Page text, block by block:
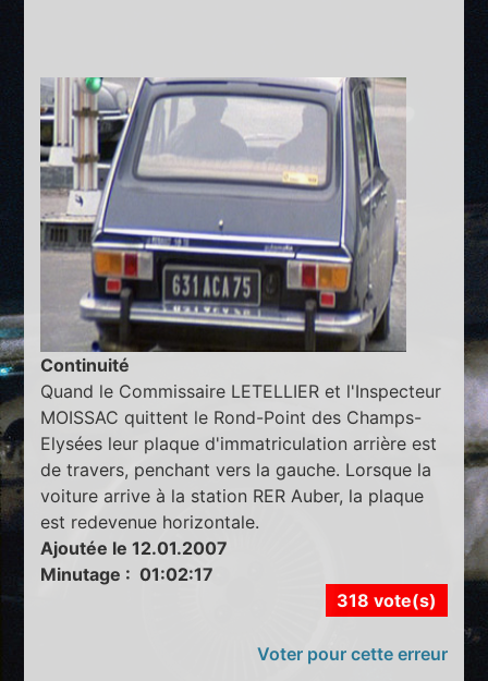
Continuité
Quand le Commissaire LETELLIER et l'Inspecteur
MOISSAC quittent le Rond-Point des Champs-
Elysées leur plaque d'immatriculation arrière est
de travers, penchant vers la gauche. Lorsque la
voiture arrive à la station RER Auber, la plaque
est redevenue horizontale.
Ajoutée le 12.01.2007
Minutage : 01:02:17
318 vote(s)
Voter pour cette erreur